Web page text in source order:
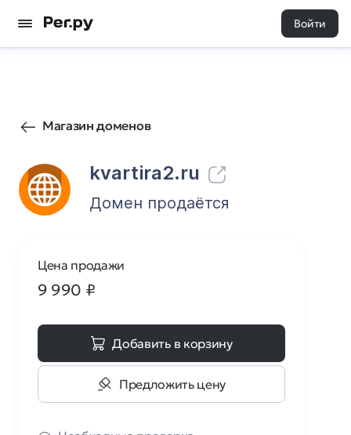
Войти
Магазин доменов
kvartira2.ru
34 0
Домен продаётся
Цена продажи
9 990 ₽
Добавить в корзину
Предложить цену